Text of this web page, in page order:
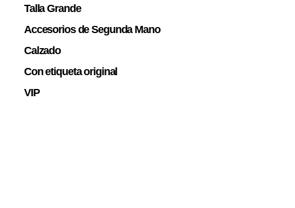
Talla Grande
Accesorios de Segunda Mano
Calzado
Con etiqueta original
VIP